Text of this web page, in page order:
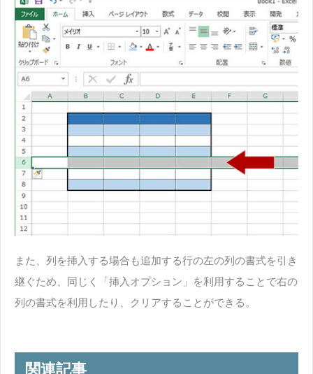
また、列を挿入する場合も追加する行の左の列の書式を引き
継ぐため、同じく「挿入オプション」を利用することで右の
列の書式を利用したり、クリアすることができる。
関連記事